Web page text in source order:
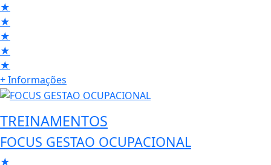
★
★
★
★
★
+ Informações
TREINAMENTOS
FOCUS GESTAO OCUPACIONAL
★